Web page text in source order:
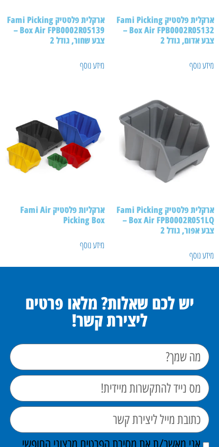
ארקלית פלסטיק Fami Picking
Box Air FPB0002R05132 –
צבע אדום, גודל 2
מידע נוסף
ארקלית פלסטיק Fami Picking
Box Air FPB0002R05139 –
צבע שחור, גודל 2
מידע נוסף
ארקלית פלסטיק Fami Picking
Box Air FPB0002R051LQ –
צבע אפור, גודל 2
מידע נוסף
ארקליות פלסטיק Fami Air
Picking Box
מידע נוסף
יש לכם שאלות? מלאו פרטים
ליצירת קשר!